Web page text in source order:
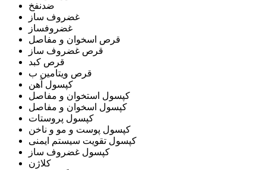
ضدنفخ
غضروف ساز
غضروفساز
قرص اسخوان و مفاصل
قرص غضروف ساز
قرص کبد
قرص ویتامین ب
کپسول آهن
کپسول استخوان و مفاصل
کپسول اسخوان و مفاصل
کپسول پروستات
کپسول پوست و مو و ناخن
کپسول تقویت سیستم ایمنی
کپسول غضروف ساز
کلاژن